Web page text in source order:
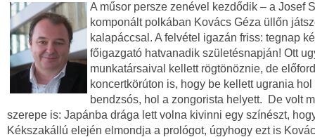
A műsor persze zenével kezdődik – a Josef
komponált polkában Kovács Géza üllőn
kalapáccsal. A felvétel igazán friss: tegnap
főigazgató hatvanadik születésnapján! Ott
munkatársaival kellett rögtönöznie, de
koncertkörúton is, hogy be kellett ugrania hol
bendzsós, hol a zongorista helyett. De volt
szerepe is: Japánba drága lett volna kivinni egy színészt,
Kékszakállú elején elmondja a prológot, úgyhogy ezt is